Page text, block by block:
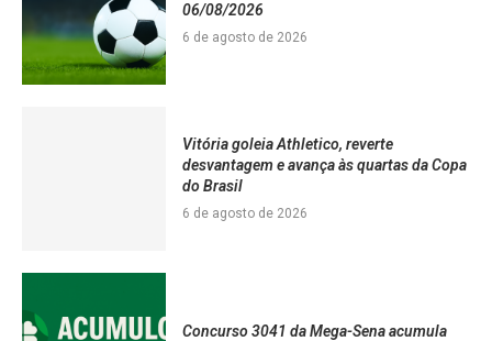
06/08/2026
6 de agosto de 2026
Vitória goleia Athletico, reverte
desvantagem e avança às quartas da Copa
do Brasil
6 de agosto de 2026
Concurso 3041 da Mega-Sena acumula